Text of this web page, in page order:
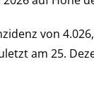
von
am 25.